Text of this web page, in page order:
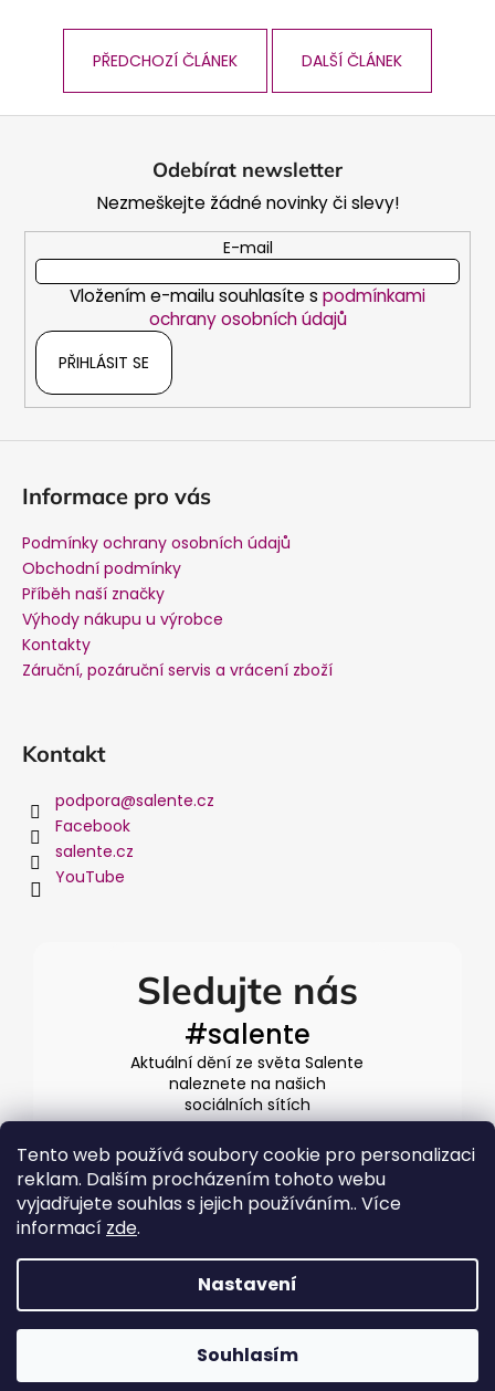
Tento web používá soubory cookie pro personalizaci
reklam. Dalším procházením tohoto webu
vyjadřujete souhlas s jejich používáním.. Více
informací zde.
Nastavení
Souhlasím
PŘEDCHOZÍ ČLÁNEK DALŠÍ ČLÁNEK
Odebírat newsletter
Nezmeškejte žádné novinky či slevy!
E-mail
Vložením e-mailu souhlasíte s podmínkami
ochrany osobních údajů
PŘIHLÁSIT SE
Informace pro vás
Podmínky ochrany osobních údajů
Obchodní podmínky
Příběh naší značky
Výhody nákupu u výrobce
Kontakty
Záruční, pozáruční servis a vrácení zboží
Kontakt
podpora@salente.cz
Facebook
salente.cz
YouTube
Sledujte nás
#salente
Aktuální dění ze světa Salente
naleznete na našich
sociálních sítích
Salente.cz. Všechna práva vyhrazena.